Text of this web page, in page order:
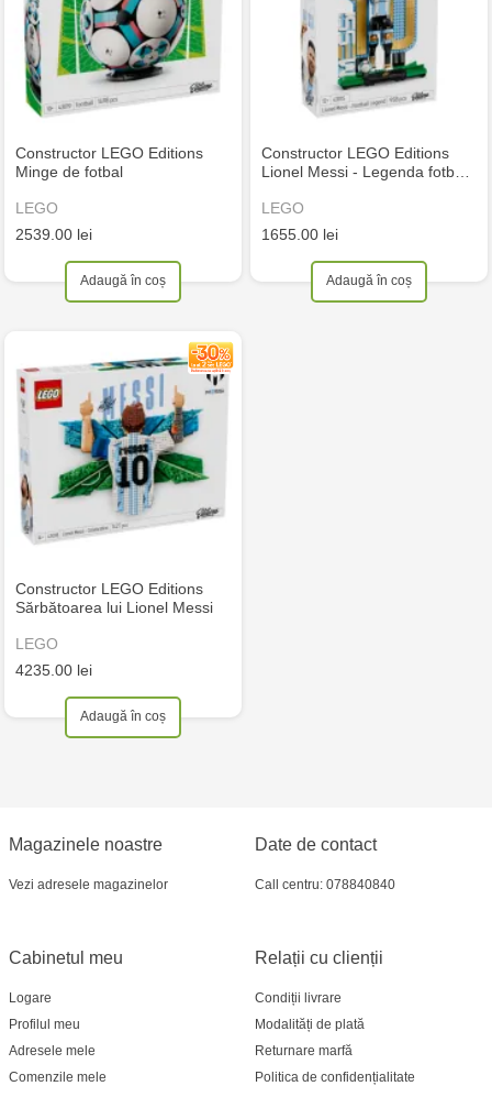
Constructor LEGO Editions
Minge de fotbal
LEGO
2539.00 lei
Adaugă în coș
Constructor LEGO Editions
Lionel Messi - Legenda fotb…
LEGO
1655.00 lei
Adaugă în coș
Constructor LEGO Editions
Sărbătoarea lui Lionel Messi
LEGO
4235.00 lei
Adaugă în coș
Magazinele noastre
Vezi adresele magazinelor
Relații cu clienții
Condiții livrare
Modalități de plată
Returnare marfă
Politica de confidențialitate
Cabinetul meu
Logare
Profilul meu
Adresele mele
Comenzile mele
Date de contact
Call centru: 078840840